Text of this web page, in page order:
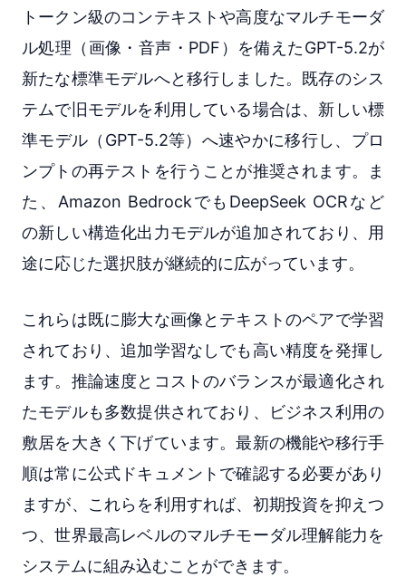
トークン級のコンテキストや高度なマルチモーダ
ル処理（画像・音声・PDF）を備えたGPT-5.2が
新たな標準モデルへと移行しました。既存のシス
テムで旧モデルを利用している場合は、新しい標
準モデル（GPT-5.2等）へ速やかに移行し、プロ
ンプトの再テストを行うことが推奨されます。ま
た、Amazon BedrockでもDeepSeek OCRなど
の新しい構造化出力モデルが追加されており、用
途に応じた選択肢が継続的に広がっています。
これらは既に膨大な画像とテキストのペアで学習
されており、追加学習なしでも高い精度を発揮し
ます。推論速度とコストのバランスが最適化され
たモデルも多数提供されており、ビジネス利用の
敷居を大きく下げています。最新の機能や移行手
順は常に公式ドキュメントで確認する必要があり
ますが、これらを利用すれば、初期投資を抑えつ
つ、世界最高レベルのマルチモーダル理解能力を
システムに組み込むことができます。